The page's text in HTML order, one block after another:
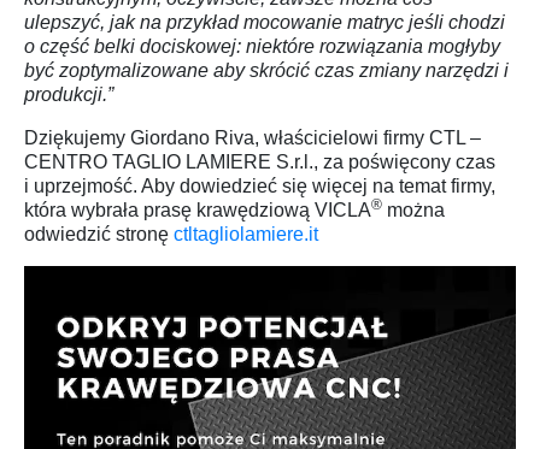
ulepszyć, jak na przykład mocowanie matryc jeśli chodzi
o część belki dociskowej: niektóre rozwiązania mogłyby
być zoptymalizowane aby skrócić czas zmiany narzędzi i
produkcji.”
Dziękujemy Giordano Riva, właścicielowi firmy CTL –
CENTRO TAGLIO LAMIERE S.r.l., za poświęcony czas
i uprzejmość. Aby dowiedzieć się więcej na temat firmy,
która wybrała prasę krawędziową VICLA® można
odwiedzić stronę ctltagliolamiere.it